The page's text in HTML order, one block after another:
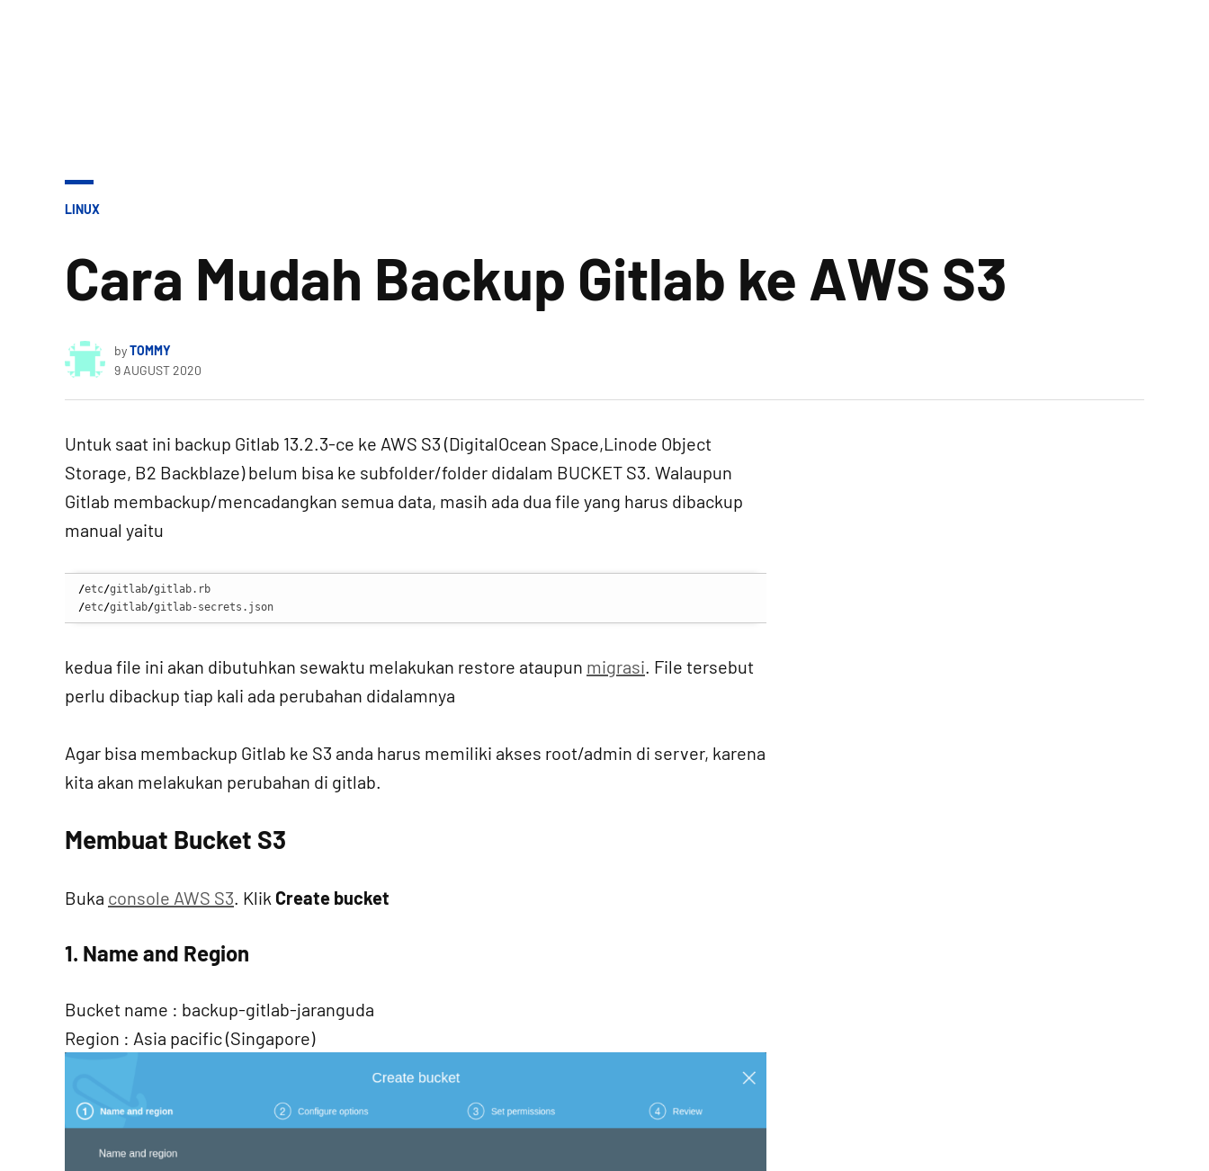
POSTED
LINUX
Cara Mudah Backup Gitlab ke AWS S3
byTOMMY
9 AUGUST 2020
Untuk saat ini backup Gitlab 13.2.3-ce ke AWS S3 (DigitalOcean Space,Linode Object
Storage, B2 Backblaze) belum bisa ke subfolder/folder didalam BUCKET S3. Walaupun
Gitlab membackup/mencadangkan semua data, masih ada dua file yang harus dibackup
manual yaitu
/etc/gitlab/
/etc/gitlab/gitlab-secrets.json
kedua file ini akan dibutuhkan sewaktu melakukan restore ataupun migrasi. File tersebut
perlu dibackup tiap kali ada perubahan didalamnya
Agar bisa membackup Gitlab ke S3 anda harus memiliki akses root/admin di server, karena
kita akan melakukan perubahan di gitlab.
Membuat Bucket S3
Buka console AWS S3. Klik Create bucket
1. Name and Region
Bucket name : backup-gitlab-jaranguda
Region : Asia pacific (Singapore)